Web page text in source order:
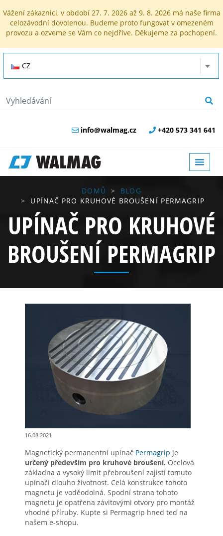
Vážení zákaznici, v období 27. 7. 2026 až 9. 8. 2026 má naše firma
celozávodní dovolenou. Budeme proto fungovat v omezeném
provozu a ozveme se Vám co nejdříve. Děkujeme za pochopení.
CZ
+420 573 341 641
info@walmag.cz
DOMŮ
BLOG
UPÍNAČ PRO KRUHOVÉ BROUŠENÍ PERMAGRIP
UPÍNAČ PRO KRUHOVÉ
BROUŠENÍ PERMAGRIP
16.08.2021
Magnetický permanentní upínač Permagrip je
určený především pro kruhové broušení. Ocelová
základna a vysoký limit přebroušení zajistí tomuto
upínači dlouho životnost. Celá konstrukce tohoto
magnetu je voděodolná. Spodní strana tohoto
magnetu je opatřena závitovými otvory pro montáž
vhodné příruby. Kupte si Permagrip hned teď na
našem e-shopu.